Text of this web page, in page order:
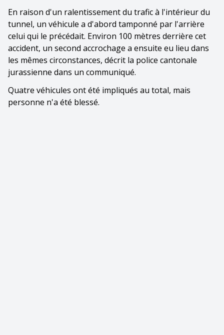
En raison d'un ralentissement du trafic à l'intérieur du
tunnel, un véhicule a d'abord tamponné par l'arrière
celui qui le précédait. Environ 100 mètres derrière cet
accident, un second accrochage a ensuite eu lieu dans
les mêmes circonstances, décrit la police cantonale
jurassienne dans un communiqué.
Quatre véhicules ont été impliqués au total, mais
personne n'a été blessé.